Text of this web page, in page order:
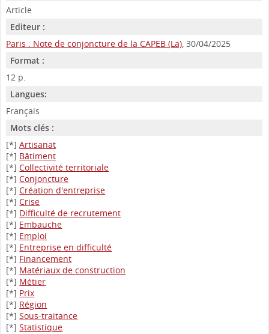
Article
Editeur :
Paris : Note de conjoncture de la CAPEB (La), 30/04/2025
Format :
12 p.
Langues:
Français
Mots clés :
[*]Artisanat
[*] Bâtiment
[*]Collectivité territoriale
[*]Conjoncture
[*]Création d'entreprise
[*]Crise
[*] Difficulté de recrutement
[*] Embauche
[*] Emploi
[*] Entreprise en difficulté
[*] Financement
[*] Matériaux de construction
[*] Métier
[*] Prix
[*] Région
[*]Sous-traitance
[*]Statistique